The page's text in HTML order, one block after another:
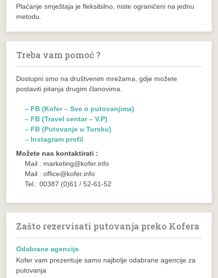
Plaćanje smještaja je fleksibilno, niste ograničeni na jednu
metodu.
Treba vam pomoć ?
Dostupni smo na društvenim mrežama, gdje možete
postaviti pitanja drugim članovima.
– FB (Kofer – Sve o putovanjima)
– FB (Travel centar – V.P)
– FB (Putovanje u Tursku)
– Instagram profil
Možete nas kontaktirati :
Mail : marketing@kofer.info
Mail : office@kofer.info
Tel.: 00387 (0)61 / 52-61-52
Zašto rezervisati putovanja preko Kofera
Odabrane agencije
Kofer vam prezentuje samo najbolje odabrane agencije za
putovanja